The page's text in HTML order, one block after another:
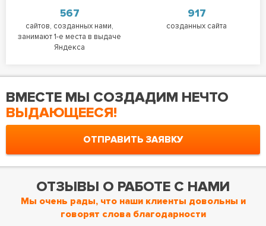
567
сайтов, созданных нами,
занимают 1-е места в выдаче
Яндекса
917
созданных сайта
ВМЕСТЕ МЫ СОЗДАДИМ НЕЧТО
ВЫДАЮЩЕЕСЯ!
ОТПРАВИТЬ ЗАЯВКУ
ОТЗЫВЫ О РАБОТЕ С НАМИ
Мы очень рады, что наши клиенты довольны и
говорят слова благодарности